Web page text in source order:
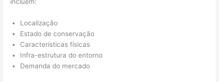
Localização
Estado de conservação
Características físicas
Infra-estrutura do entorno
Demanda do mercado